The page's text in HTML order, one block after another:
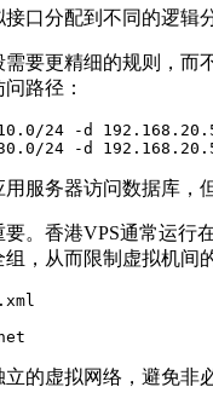
口分配到不同的逻辑
要更精细的规则，而
路径：
24 -d
24 -d
服务器访问数据库，
要。香港VPS通常运行
，从而限制虚拟机间
的虚拟网络，避免非